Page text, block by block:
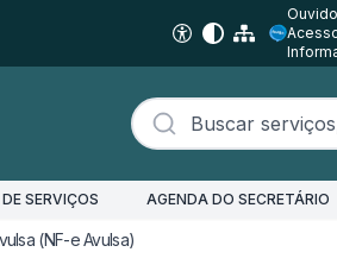
Buscar serviços,
SERVIÇOS AGENDA DO SECRETÁRIO
(NF-e Avulsa)